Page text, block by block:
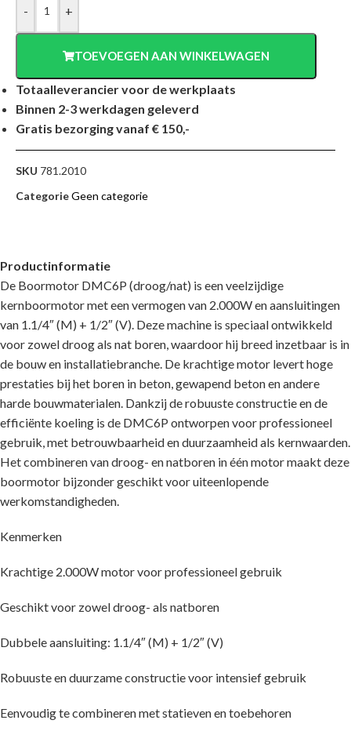
- +
TOEVOEGEN AAN WINKELWAGEN
Totaalleverancier voor de werkplaats
Binnen 2-3 werkdagen geleverd
Gratis bezorging vanaf € 150,-
SKU 781.2010
CategorieGeen categorie
Productinformatie
De Boormotor DMC6P (droog/nat) is een veelzijdige
kernboormotor met een vermogen van 2.000W en aansluitingen
van 1.1/4″ (M) + 1/2″ (V). Deze machine is speciaal ontwikkeld
voor zowel droog als nat boren, waardoor hij breed inzetbaar is in
de bouw en installatiebranche. De krachtige motor levert hoge
prestaties bij het boren in beton, gewapend beton en andere
harde bouwmaterialen. Dankzij de robuuste constructie en de
efficiënte koeling is de DMC6P ontworpen voor professioneel
gebruik, met betrouwbaarheid en duurzaamheid als kernwaarden.
Het combineren van droog- en natboren in één motor maakt deze
boormotor bijzonder geschikt voor uiteenlopende
werkomstandigheden.
Kenmerken
Krachtige 2.000W motor voor professioneel gebruik
Geschikt voor zowel droog- als natboren
Dubbele aansluiting: 1.1/4″ (M) + 1/2″ (V)
Robuuste en duurzame constructie voor intensief gebruik
Eenvoudig te combineren met statieven en toebehoren